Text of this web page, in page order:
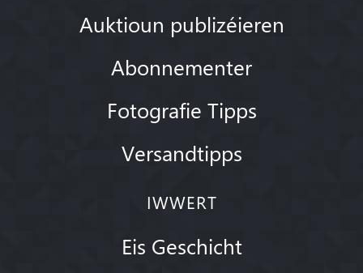
Auktioun publizéieren
Abonnementer
Fotografie Tipps
Versandtipps
IWWERT
Eis Geschicht